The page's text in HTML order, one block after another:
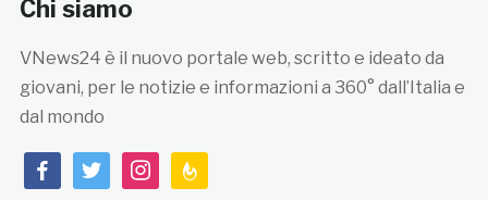
Chi siamo
VNews24 è il nuovo portale web, scritto e ideato da
giovani, per le notizie e informazioni a 360° dall’Italia e
dal mondo
facebooktwitterinstagramfeedburner